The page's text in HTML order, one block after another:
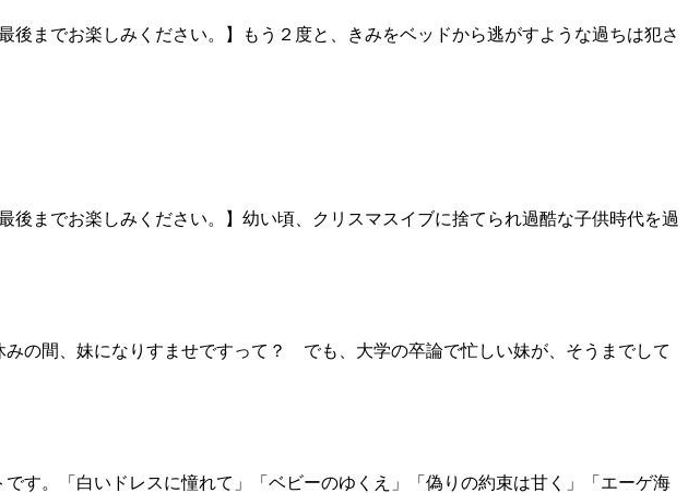
までお楽しみください。】もう２度と、きみをベッドから逃がすような過ちは犯さ
までお楽しみください。】幼い頃、クリスマスイブに捨てられ過酷な子供時代を過
の間、妹になりすませですって？ でも、大学の卒論で忙しい妹が、そうまでして
す。「白いドレスに憧れて」「ベビーのゆくえ」「偽りの約束は甘く」「エーゲ海